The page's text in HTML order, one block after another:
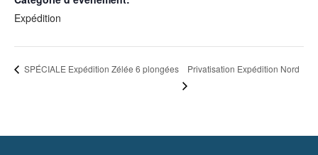
Expédition
SPÉCIALE Expédition Zélée 6 plongées Privatisation Expédition Nord